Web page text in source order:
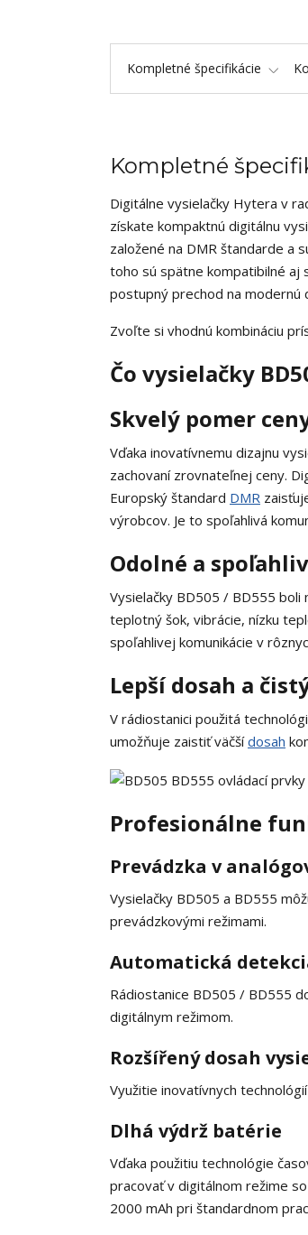
Kompletné špecifikácie
Kompletné
Digitálne vysielačky Hytera v
získate kompaktnú digitálnu
založené na DMR štandarde a
toho sú spätne kompatibilné aj
postupný prechod na modernú
Zvoľte si vhodnú kombináciu
Čo vysielačky
Skvelý pomer
Vďaka inovatívnemu dizajnu
zachovaní zrovnateľnej ceny.
Europský štandard DMR
výrobcov. Je to spoľahlivá
Odolné a
Vysielačky BD505 / BD555
teplotný šok, vibrácie, nízku
spoľahlivej komunikácie v
Lepší dosah a
V rádiostanici použitá
umožňuje zaistiť väčšídosah
Profesionálne
Prevádzka v
Vysielačky BD505 a BD555
prevádzkovými režimami.
Automatická
Rádiostanice BD505 / BD555
digitálnym režimom.
Rozšířený dosah
Využitie inovatívnych
Dlhá výdrž batérie
Vďaka použitiu technológie
pracovať v digitálnom režime
2000 mAh pri štandardnom